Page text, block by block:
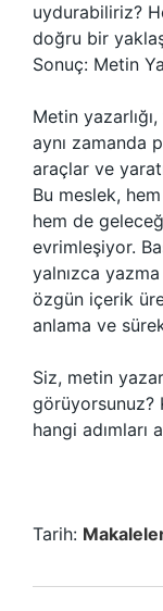
uydurabiliriz?
doğru bir
Sonuç: Metin
Metin
aynı zamanda
araçlar ve
Bu meslek,
hem de
evrimleşiyor.
yalnızca
özgün içerik
anlama ve
Siz, metin
görüyorsunuz?
hangi adımları
Tarih: